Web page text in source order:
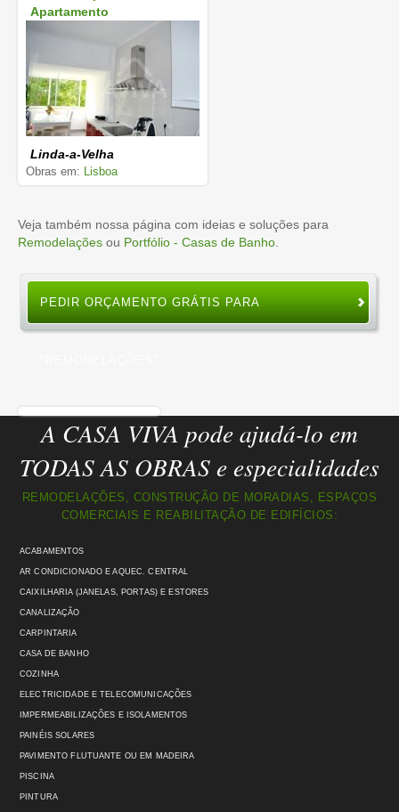
Apartamento
Linda-a-Velha
Obras em: Lisboa
Veja também nossa página com ideias e soluções para
Remodelações ou Portfólio - Casas de Banho
PEDIR ORÇAMENTO GRÁTIS PARA
A CASA VIVA pode ajudá-lo em
TODAS AS OBRAS e especialidades
REMODELAÇÕES, CONSTRUÇÃO DE MORADIAS, ESPAÇOS
COMERCIAIS E REABILITAÇÃO DE EDIFÍCIOS:
ACABAMENTOS
AR CONDICIONADO E AQUEC. CENTRAL
CAIXILHARIA (JANELAS, PORTAS) E ESTORES
CANALIZAÇÃO
CARPINTARIA
CASA DE BANHO
COZINHA
ELECTRICIDADE E TELECOMUNICAÇÕES
IMPERMEABILIZAÇÕES E ISOLAMENTOS
PAINÉIS SOLARES
PAVIMENTO FLUTUANTE OU EM MADEIRA
PISCINA
PINTURA